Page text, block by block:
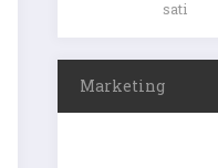
sati
Marketing